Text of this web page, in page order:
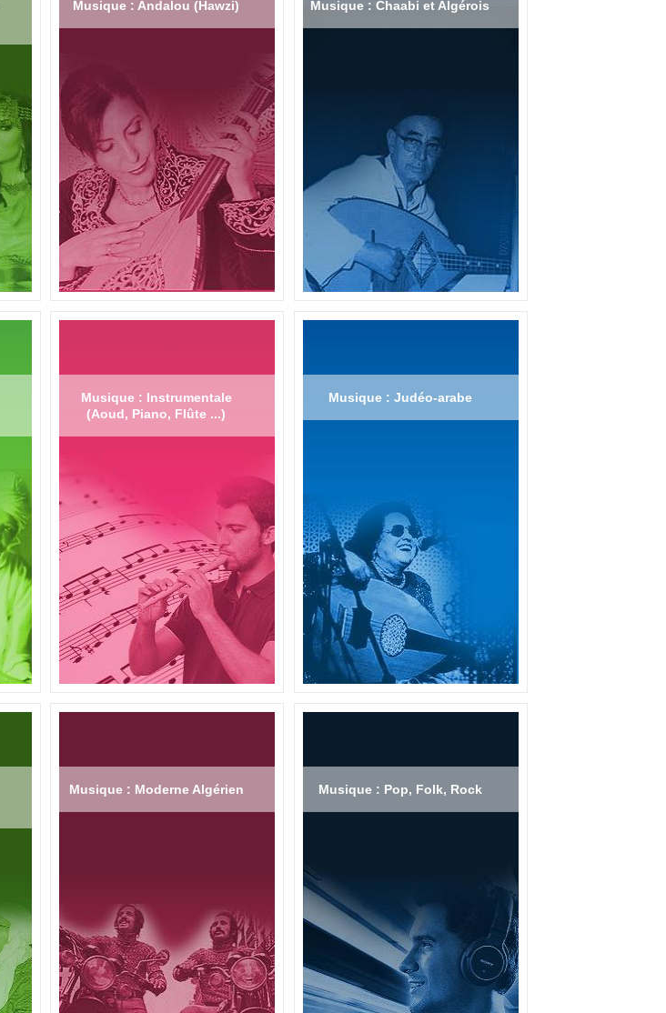
Musique : Andalou (Hawzi) Musique : Chaabi et Algérois
Musique : Instrumentale
(Aoud, Piano, Flûte ...)
Musique : Judéo-arabe
Musique : Moderne Algérien Musique : Pop, Folk, Rock